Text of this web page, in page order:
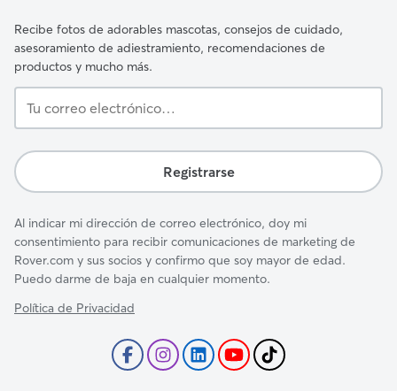
Recibe fotos de adorables mascotas, consejos de cuidado,
asesoramiento de adiestramiento, recomendaciones de
productos y mucho más.
correo
Registrarse
Al indicar mi dirección de correo electrónico, doy mi
consentimiento para recibir comunicaciones de marketing de
Rover.com y sus socios y confirmo que soy mayor de edad.
Puedo darme de baja en cualquier momento.
Política de Privacidad